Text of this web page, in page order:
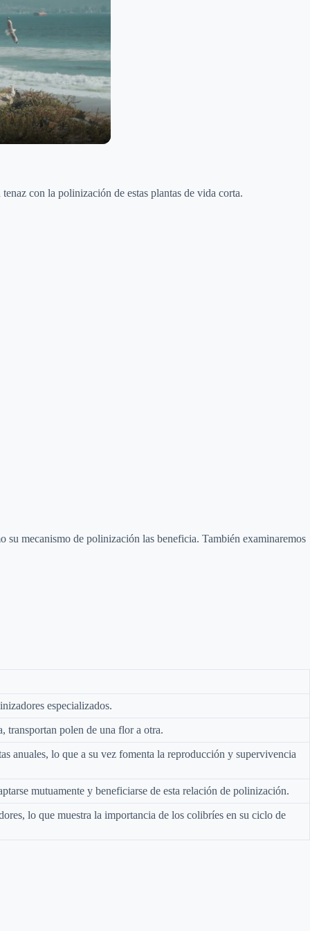
con la polinización de estas plantas de vida corta.
su mecanismo de polinización las beneficia. También examinaremos
especializados.
transportan polen de una flor a otra.
anuales, lo que a su vez fomenta la reproducción y supervivencia
mutuamente y beneficiarse de esta relación de polinización.
lo que muestra la importancia de los colibríes en su ciclo de